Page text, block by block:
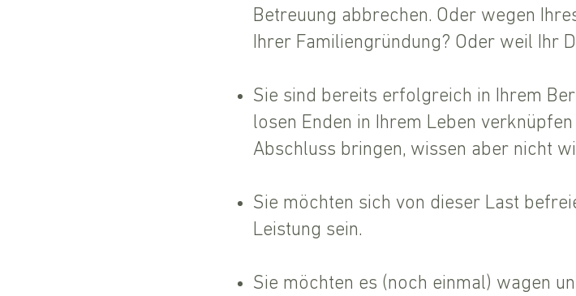
Betreuung abbrechen. Oder wegen
Ihrer Familiengründung? Oder weil Ihr
Sie sind bereits erfolgreich in Ihrem
losen Enden in Ihrem Leben
Abschluss bringen, wissen aber nicht
Sie möchten sich von dieser Last
Leistung sein.
Sie möchten es (noch einmal) wagen